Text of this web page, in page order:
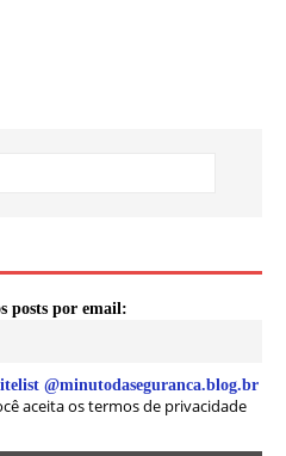
posts por email:
@minutodaseguranca.blog.br
aceita os termos de privacidade